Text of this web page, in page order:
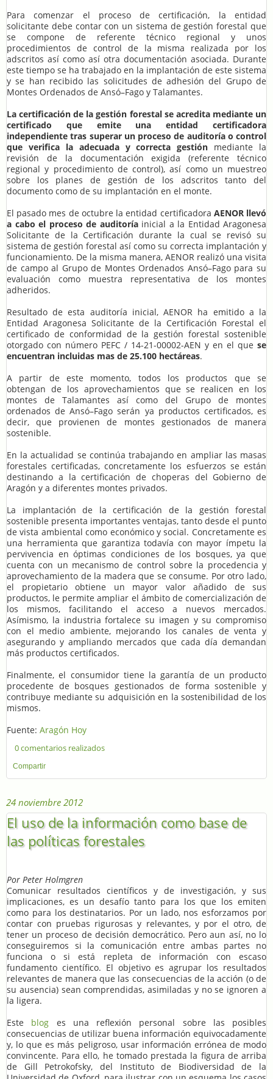
Para comenzar el proceso de certificación, la entidad
solicitante debe contar con un sistema de gestión forestal que
se compone de referente técnico regional y unos
procedimientos de control de la misma realizada por los
adscritos así como así otra documentación asociada. Durante
este tiempo se ha trabajado en la implantación de este sistema
y se han recibido las solicitudes de adhesión del Grupo de
Montes Ordenados de Ansó–Fago y Talamantes.
La certificación de la gestión forestal se acredita mediante un
certificado que emite una entidad certificadora
independiente tras superar un proceso de auditoría o control
que verifica la adecuada y correcta gestión mediante la
revisión de la documentación exigida (referente técnico
regional y procedimiento de control), así como un muestreo
sobre los planes de gestión de los adscritos tanto del
documento como de su implantación en el monte.
El pasado mes de octubre la entidad certificadora AENOR llevó
a cabo el proceso de auditoríainicial a la Entidad Aragonesa
Solicitante de la Certificación durante la cual se revisó su
sistema de gestión forestal así como su correcta implantación y
funcionamiento. De la misma manera, AENOR realizó una visita
de campo al Grupo de Montes Ordenados Ansó–Fago para su
evaluación como muestra representativa de los montes
adheridos.
Resultado de esta auditoría inicial, AENOR ha emitido a la
Entidad Aragonesa Solicitante de la Certificación Forestal el
certificado de conformidad de la gestión forestal sostenible
otorgado con número PEFC / 14-21-00002-AEN y en el que se
encuentran incluidas mas de 25.100 hectáreas.
A partir de este momento, todos los productos que se
obtengan de los aprovechamientos que se realicen en los
montes de Talamantes así como del Grupo de montes
ordenados de Ansó–Fago serán ya productos certificados, es
decir, que provienen de montes gestionados de manera
sostenible.
En la actualidad se continúa trabajando en ampliar las masas
forestales certificadas, concretamente los esfuerzos se están
destinando a la certificación de choperas del Gobierno de
Aragón y a diferentes montes privados.
La implantación de la certificación de la gestión forestal
sostenible presenta importantes ventajas, tanto desde el punto
de vista ambiental como económico y social. Concretamente es
una herramienta que garantiza todavía con mayor ímpetu la
pervivencia en óptimas condiciones de los bosques, ya que
cuenta con un mecanismo de control sobre la procedencia y
aprovechamiento de la madera que se consume. Por otro lado,
el propietario obtiene un mayor valor añadido de sus
productos, le permite ampliar el ámbito de comercialización de
los mismos, facilitando el acceso a nuevos mercados.
Asímismo, la industria fortalece su imagen y su compromiso
con el medio ambiente, mejorando los canales de venta y
asegurando y ampliando mercados que cada día demandan
más productos certificados.
Finalmente, el consumidor tiene la garantía de un producto
procedente de bosques gestionados de forma sostenible y
contribuye mediante su adquisición en la sostenibilidad de los
mismos.
Fuente: Aragón Hoy
0 comentarios realizados
Compartir
24 noviembre 2012
El uso de la información como base de
las políticas forestales
Por Peter Holmgren
Comunicar resultados científicos y de investigación, y sus
implicaciones, es un desafío tanto para los que los emiten
como para los destinatarios. Por un lado, nos esforzamos por
contar con pruebas rigurosas y relevantes, y por el otro, de
tener un proceso de decisión democrático. Pero aun así, no lo
conseguiremos si la comunicación entre ambas partes no
funciona o si está repleta de información con escaso
fundamento científico. El objetivo es agrupar los resultados
relevantes de manera que las consecuencias de la acción (o de
su ausencia) sean comprendidas, asimiladas y no se ignoren a
la ligera.
Este blog es una reflexión personal sobre las posibles
consecuencias de utilizar buena información equivocadamente
y, lo que es más peligroso, usar información errónea de modo
convincente. Para ello, he tomado prestada la figura de arriba
de Gill Petrokofsky, del Instituto de Biodiversidad de la